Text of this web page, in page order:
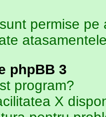
permise pe
phpBB 3
program?
X